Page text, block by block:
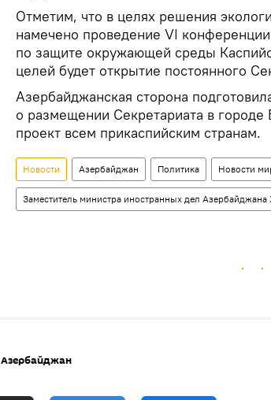
Отметим, что в целях решения
намечено проведение VI
по защите окружающей среды
целей будет открытие постоянного
Азербайджанская сторона
о размещении Секретариата в городе
проект всем прикаспийским странам.
Новости Азербайджан Политика Новости
Заместитель министра иностранных дел
Азербайджан